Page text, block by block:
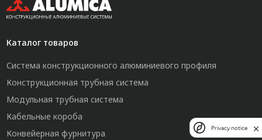
Каталог товаров
Система конструкционного алюминиевого профиля
Конструкционная трубная система
Модульная трубная система
Кабельные короба
Конвейерная фурнитура
Privacy notice